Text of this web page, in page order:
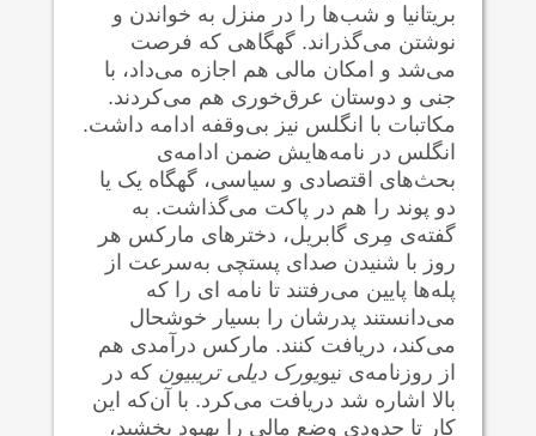
بریتانیا و شب‌ها را در منزل به خواندن و
نوشتن می‌گذراند. گهگاهی که فرصت
می‌شد و امکان مالی هم اجازه می‌داد، با
جنی و دوستان عرق‌خوری هم می‌کردند.
مکاتبات با انگلس نیز بی‌وقفه ادامه داشت.
انگلس در نامه‌هایش ضمن ادامه‌ی
بحث‌های اقتصادی و سیاسی، گهگاه یک یا
دو پوند را هم در پاکت می‌گذاشت. به
گفته‌ی مِری گابریل، دخترهای مارکس هر
روز با شنیدن صدای پستچی به‌سرعت از
پله‌ها پایین می‌رفتند تا نامه ای را که
می‌دانستند پدرشان را بسیار خوشحال
می‌کند، دریافت کنند. مارکس درآمدی هم
از روزنامه‌ی نیویورک دیلی تریبیون که در
بالا اشاره شد دریافت می‌کرد. با آن‌که این
کار تا حدودی وضع مالی را بهبود بخشید،